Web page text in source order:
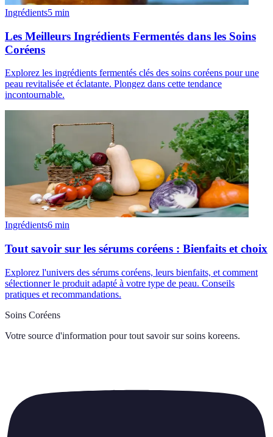
Ingrédients5 min
Les Meilleurs Ingrédients Fermentés dans les Soins
Coréens
Explorez les ingrédients fermentés clés des soins coréens pour une
peau revitalisée et éclatante. Plongez dans cette tendance
incontournable.
Ingrédients6 min
Tout savoir sur les sérums coréens : Bienfaits et choix
Explorez l'univers des sérums coréens, leurs bienfaits, et comment
sélectionner le produit adapté à votre type de peau. Conseils
pratiques et recommandations.
Soins Coréens
Votre source d'information pour tout savoir sur soins koreens.